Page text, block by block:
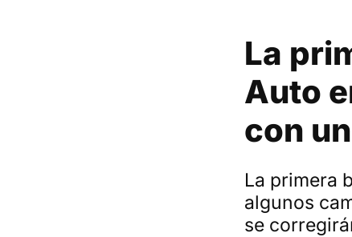
La
Auto
con
La primera
algunos
se